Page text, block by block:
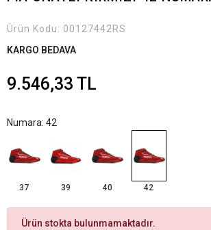
Ürün Kodu: 00127442RS
KARGO BEDAVA
9.546,33 TL
Numara: 42
37 39 40 42
Ürün stokta bulunmamaktadır.